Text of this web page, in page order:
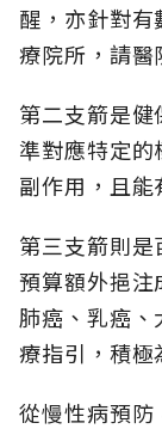
醒，亦針對
療院所，請醫
第二支箭是
準對應特定
副作用，且能
第三支箭則
預算額外挹
肺癌、乳癌
療指引，積極
從慢性病預防